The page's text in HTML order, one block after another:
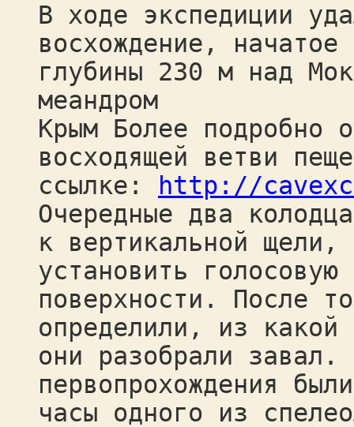
В ходе экспедиции
восхождение,
глубины 230 м над
меандром
Крым Более подробно
восходящей ветви
ссылке:
http://
Очередные два
к вертикальной щели,
установить
поверхности. После
определили, из какой
они разобрали
первопрохождения
часы одного из